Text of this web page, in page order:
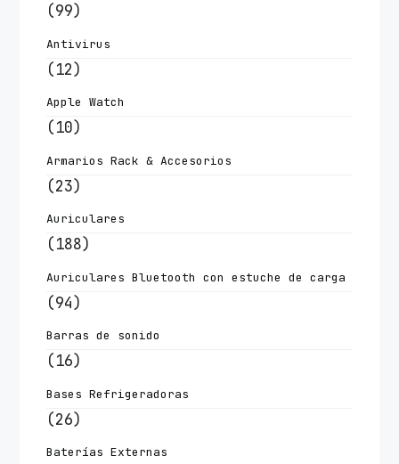
(99)
Antivirus
(12)
Apple Watch
(10)
Armarios Rack & Accesorios
(23)
Auriculares
(188)
Auriculares Bluetooth con estuche de carga
(94)
Barras de sonido
(16)
Bases Refrigeradoras
(26)
Baterías Externas